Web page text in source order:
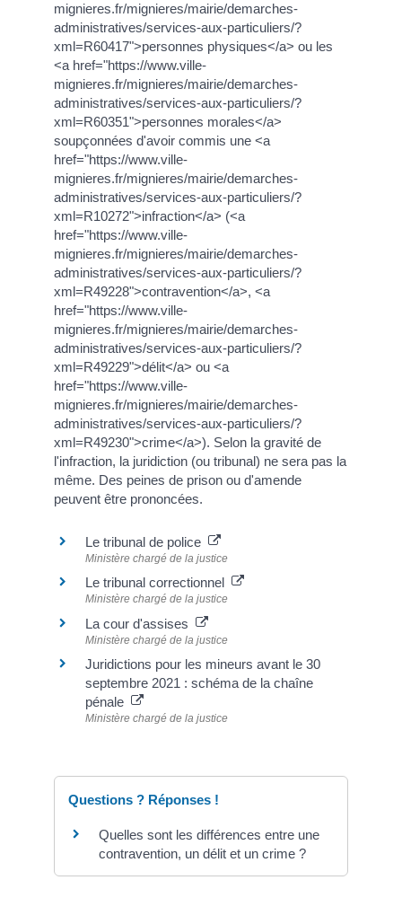
mignieres.fr/mignieres/mairie/demarches-
administratives/services-aux-particuliers/?
xml=R60417">personnes physiques</a> ou les
<a href="https://www.ville-
mignieres.fr/mignieres/mairie/demarches-
administratives/services-aux-particuliers/?
xml=R60351">personnes morales</a>
soupçonnées d'avoir commis une <a
href="https://www.ville-
mignieres.fr/mignieres/mairie/demarches-
administratives/services-aux-particuliers/?
xml=R10272">infraction</a> (<a
href="https://www.ville-
mignieres.fr/mignieres/mairie/demarches-
administratives/services-aux-particuliers/?
xml=R49228">contravention</a>, <a
href="https://www.ville-
mignieres.fr/mignieres/mairie/demarches-
administratives/services-aux-particuliers/?
xml=R49229">délit</a> ou <a
href="https://www.ville-
mignieres.fr/mignieres/mairie/demarches-
administratives/services-aux-particuliers/?
xml=R49230">crime</a>). Selon la gravité de
l'infraction, la juridiction (ou tribunal) ne sera pas la
même. Des peines de prison ou d'amende
peuvent être prononcées.
Le tribunal de police
Ministère chargé de la justice
Le tribunal correctionnel
Ministère chargé de la justice
La cour d'assises
Ministère chargé de la justice
Juridictions pour les mineurs avant le 30
septembre 2021 : schéma de la chaîne
pénale
Ministère chargé de la justice
Questions ? Réponses !
Quelles sont les différences entre une
contravention, un délit et un crime ?